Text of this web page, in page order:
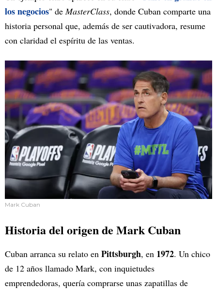
los negocios" deMasterClass, donde Cuban comparte una
historia personal que, además de ser cautivadora, resume
con claridad el espíritu de las ventas.
Mark Cuban
Historia del origen de Mark Cuban
Cuban arranca su relato en Pittsburgh, en 1972. Un chico
de 12 años llamado Mark, con inquietudes
emprendedoras, quería comprarse unas zapatillas de